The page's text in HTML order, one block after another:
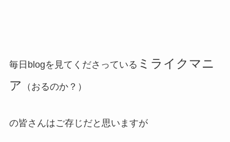
毎日blogを見てくださっている ミライクマニ
ア
（おるのか？）
の皆さんはご存じだと思いますが